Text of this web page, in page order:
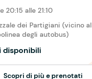
20:15 alle 21:10
dei Partigiani (vicino al
degli autobus)
disponibili
Scopri di più e prenotati